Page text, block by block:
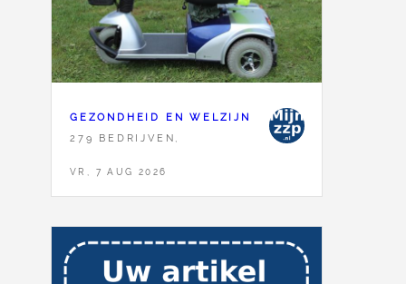
GEZONDHEID EN WELZIJN
279 BEDRIJVEN,
VR, 7 AUG 2026